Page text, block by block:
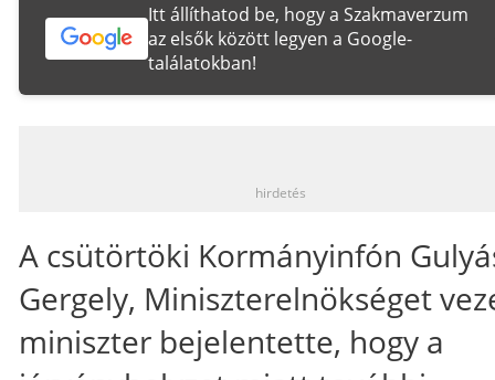
Itt állíthatod be, hogy a Szakmaverzum
az elsők között legyen a Google-
találatokban!
hirdetés
A csütörtöki Kormányinfón
Gergely, Miniszterelnökséget
miniszter bejelentette, hogy a